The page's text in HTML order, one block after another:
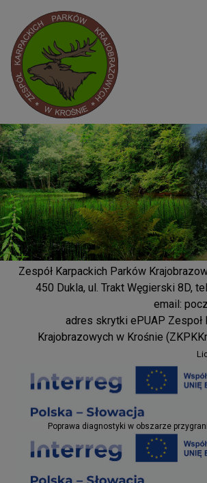
Projekty EU
Poprawa diagnostyki w obszarze
Projekty EU
Zespół Karpackich Parków
450 Dukla, ul. Trakt Węgierski 8D,
email:
adres skrytki ePUAP Zespoł
Krajobrazowych w Krośnie
Parki Krosno
Logo serwisu